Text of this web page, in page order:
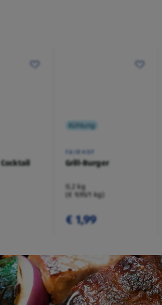
Kühlung
FAIRHOF
Grill-Burger
0,2 kg
(€ 9,95/1 kg)
€ 1,99